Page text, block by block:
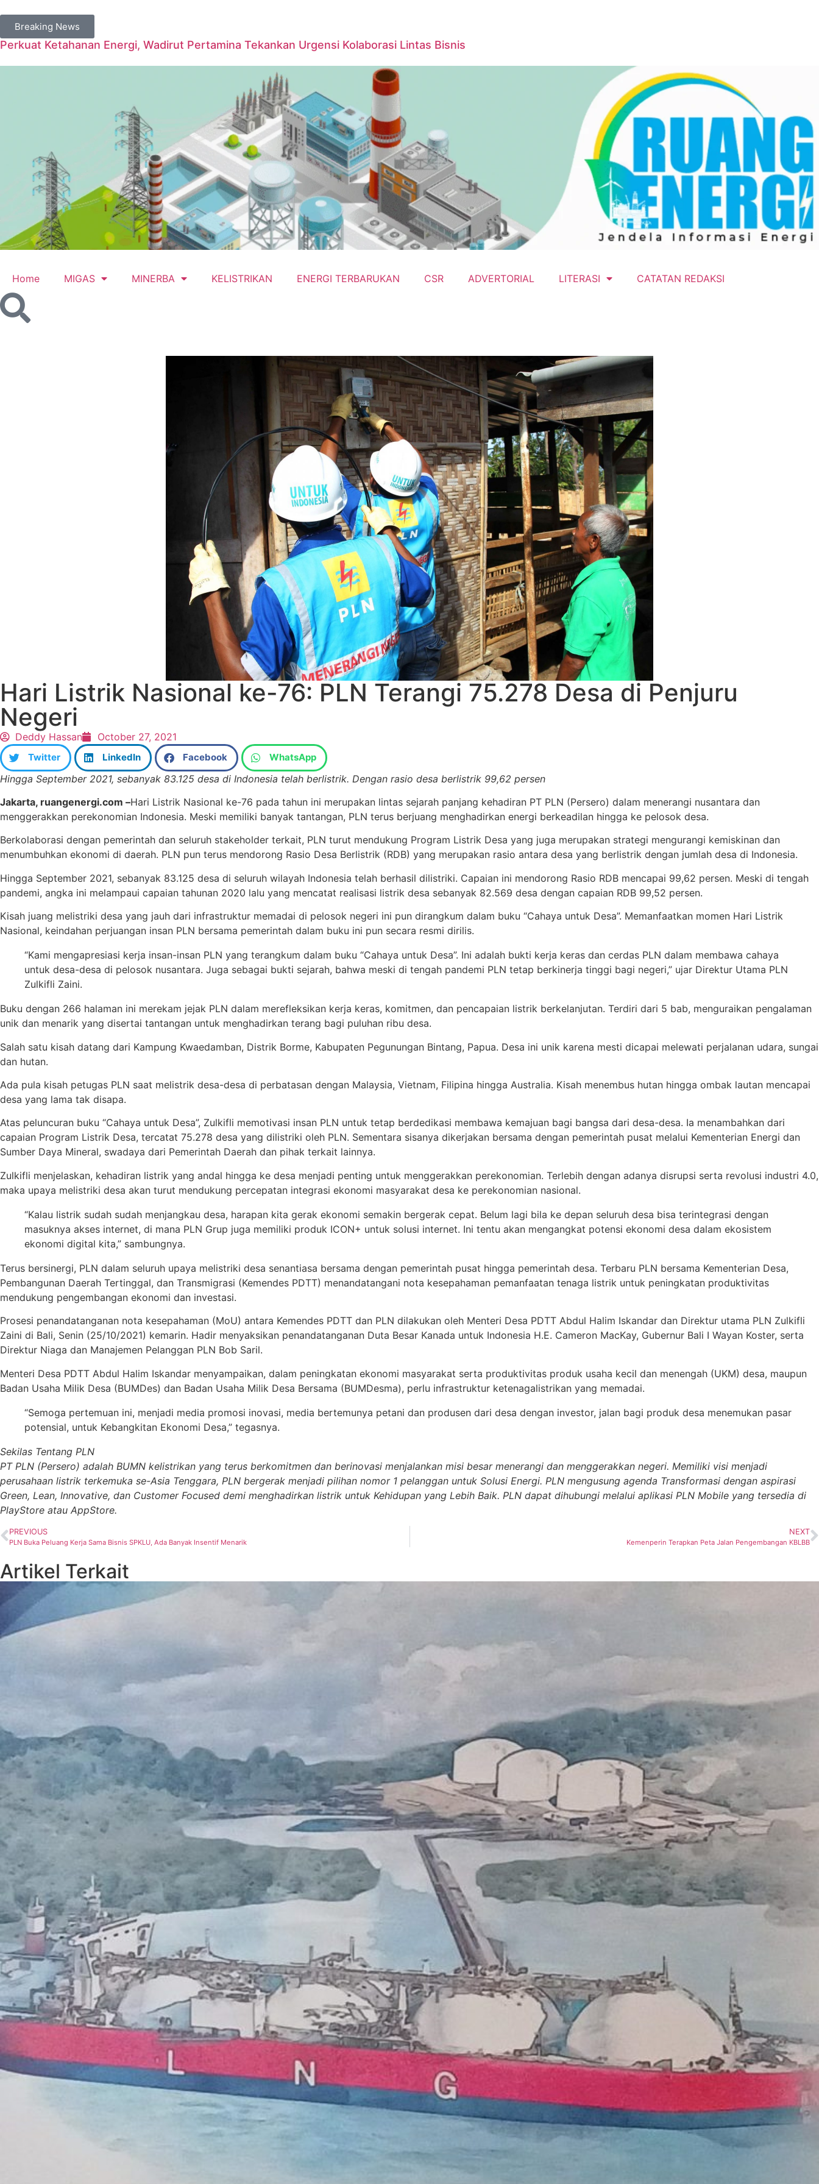
Breaking News
Perkuat Ketahanan Energi, Wadirut Pertamina Tekankan Urgensi Kolaborasi Lintas Bisnis
Home MIGAS MINERBA KELISTRIKAN ENERGI TERBARUKAN CSR ADVERTORIAL LITERASI CATATAN REDAKSI
Hari Listrik Nasional ke-76: PLN Terangi 75.278 Desa di Penjuru
Negeri
Deddy Hassan October 27, 2021
Twitter LinkedIn Facebook WhatsApp
Hingga September 2021, sebanyak 83.125 desa di Indonesia telah berlistrik. Dengan rasio desa berlistrik 99,62 persen
Jakarta, ruangenergi.com –Hari Listrik Nasional ke-76 pada tahun ini merupakan lintas sejarah panjang kehadiran PT PLN (Persero) dalam menerangi nusantara dan
menggerakkan perekonomian Indonesia. Meski memiliki banyak tantangan, PLN terus berjuang menghadirkan energi berkeadilan hingga ke pelosok desa.
Berkolaborasi dengan pemerintah dan seluruh stakeholder terkait, PLN turut mendukung Program Listrik Desa yang juga merupakan strategi mengurangi kemiskinan dan
menumbuhkan ekonomi di daerah. PLN pun terus mendorong Rasio Desa Berlistrik (RDB) yang merupakan rasio antara desa yang berlistrik dengan jumlah desa di Indonesia.
Hingga September 2021, sebanyak 83.125 desa di seluruh wilayah Indonesia telah berhasil dilistriki. Capaian ini mendorong Rasio RDB mencapai 99,62 persen. Meski di tengah
pandemi, angka ini melampaui capaian tahunan 2020 lalu yang mencatat realisasi listrik desa sebanyak 82.569 desa dengan capaian RDB 99,52 persen.
Kisah juang melistriki desa yang jauh dari infrastruktur memadai di pelosok negeri ini pun dirangkum dalam buku “Cahaya untuk Desa”. Memanfaatkan momen Hari Listrik
Nasional, keindahan perjuangan insan PLN bersama pemerintah dalam buku ini pun secara resmi dirilis.
“Kami mengapresiasi kerja insan-insan PLN yang terangkum dalam buku “Cahaya untuk Desa”. Ini adalah bukti kerja keras dan cerdas PLN dalam membawa cahaya
untuk desa-desa di pelosok nusantara. Juga sebagai bukti sejarah, bahwa meski di tengah pandemi PLN tetap berkinerja tinggi bagi negeri,” ujar Direktur Utama PLN
Zulkifli Zaini.
Buku dengan 266 halaman ini merekam jejak PLN dalam merefleksikan kerja keras, komitmen, dan pencapaian listrik berkelanjutan. Terdiri dari 5 bab, menguraikan pengalaman
unik dan menarik yang disertai tantangan untuk menghadirkan terang bagi puluhan ribu desa.
Salah satu kisah datang dari Kampung Kwaedamban, Distrik Borme, Kabupaten Pegunungan Bintang, Papua. Desa ini unik karena mesti dicapai melewati perjalanan udara, sungai
dan hutan.
Ada pula kisah petugas PLN saat melistrik desa-desa di perbatasan dengan Malaysia, Vietnam, Filipina hingga Australia. Kisah menembus hutan hingga ombak lautan mencapai
desa yang lama tak disapa.
Atas peluncuran buku “Cahaya untuk Desa”, Zulkifli memotivasi insan PLN untuk tetap berdedikasi membawa kemajuan bagi bangsa dari desa-desa. Ia menambahkan dari
capaian Program Listrik Desa, tercatat 75.278 desa yang dilistriki oleh PLN. Sementara sisanya dikerjakan bersama dengan pemerintah pusat melalui Kementerian Energi dan
Sumber Daya Mineral, swadaya dari Pemerintah Daerah dan pihak terkait lainnya.
Zulkifli menjelaskan, kehadiran listrik yang andal hingga ke desa menjadi penting untuk menggerakkan perekonomian. Terlebih dengan adanya disrupsi serta revolusi industri 4.0,
maka upaya melistriki desa akan turut mendukung percepatan integrasi ekonomi masyarakat desa ke perekonomian nasional.
“Kalau listrik sudah sudah menjangkau desa, harapan kita gerak ekonomi semakin bergerak cepat. Belum lagi bila ke depan seluruh desa bisa terintegrasi dengan
masuknya akses internet, di mana PLN Grup juga memiliki produk ICON+ untuk solusi internet. Ini tentu akan mengangkat potensi ekonomi desa dalam ekosistem
ekonomi digital kita,” sambungnya.
Terus bersinergi, PLN dalam seluruh upaya melistriki desa senantiasa bersama dengan pemerintah pusat hingga pemerintah desa. Terbaru PLN bersama Kementerian Desa,
Pembangunan Daerah Tertinggal, dan Transmigrasi (Kemendes PDTT) menandatangani nota kesepahaman pemanfaatan tenaga listrik untuk peningkatan produktivitas
mendukung pengembangan ekonomi dan investasi.
Prosesi penandatanganan nota kesepahaman (MoU) antara Kemendes PDTT dan PLN dilakukan oleh Menteri Desa PDTT Abdul Halim Iskandar dan Direktur utama PLN Zulkifli
Zaini di Bali, Senin (25/10/2021) kemarin. Hadir menyaksikan penandatanganan Duta Besar Kanada untuk Indonesia H.E. Cameron MacKay, Gubernur Bali I Wayan Koster, serta
Direktur Niaga dan Manajemen Pelanggan PLN Bob Saril.
Menteri Desa PDTT Abdul Halim Iskandar menyampaikan, dalam peningkatan ekonomi masyarakat serta produktivitas produk usaha kecil dan menengah (UKM) desa, maupun
Badan Usaha Milik Desa (BUMDes) dan Badan Usaha Milik Desa Bersama (BUMDesma), perlu infrastruktur ketenagalistrikan yang memadai.
“Semoga pertemuan ini, menjadi media promosi inovasi, media bertemunya petani dan produsen dari desa dengan investor, jalan bagi produk desa menemukan pasar
potensial, untuk Kebangkitan Ekonomi Desa,” tegasnya.
Sekilas Tentang PLN
PT PLN (Persero) adalah BUMN kelistrikan yang terus berkomitmen dan berinovasi menjalankan misi besar menerangi dan menggerakkan negeri. Memiliki visi menjadi
perusahaan listrik terkemuka se-Asia Tenggara, PLN bergerak menjadi pilihan nomor 1 pelanggan untuk Solusi Energi. PLN mengusung agenda Transformasi dengan aspirasi
Green, Lean, Innovative, dan Customer Focused demi menghadirkan listrik untuk Kehidupan yang Lebih Baik. PLN dapat dihubungi melalui aplikasi PLN Mobile yang tersedia di
PlayStore atau AppStore.
PREVIOUS
PLN Buka Peluang Kerja Sama Bisnis SPKLU, Ada Banyak Insentif Menarik
NEXT
Kemenperin Terapkan Peta Jalan Pengembangan KBLBB
Artikel Terkait